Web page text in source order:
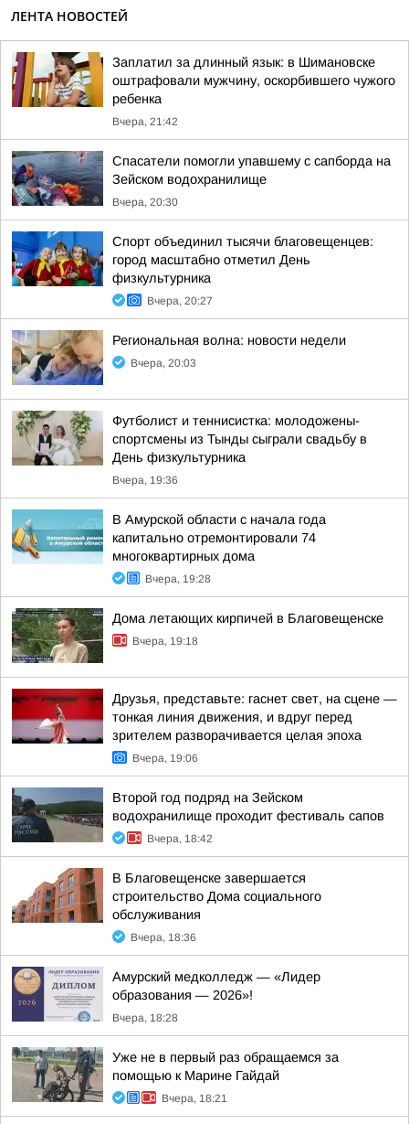
ЛЕНТА НОВОСТЕЙ
Заплатил за длинный язык: в Шимановске
оштрафовали мужчину, оскорбившего чужого
ребенка
Вчера, 21:42
Спасатели помогли упавшему с сапборда на
Зейском водохранилище
Вчера, 20:30
Спорт объединил тысячи благовещенцев:
город масштабно отметил День
физкультурника
Вчера, 20:27
Региональная волна: новости недели
Вчера, 20:03
Футболист и теннисистка: молодожены-
спортсмены из Тынды сыграли свадьбу в
День физкультурника
Вчера, 19:36
В Амурской области с начала года
капитально отремонтировали 74
многоквартирных дома
Вчера, 19:28
Дома летающих кирпичей в Благовещенске
Вчера, 19:18
Друзья, представьте: гаснет свет, на сцене —
тонкая линия движения, и вдруг перед
зрителем разворачивается целая эпоха
Вчера, 19:06
Второй год подряд на Зейском
водохранилище проходит фестиваль сапов
Вчера, 18:42
В Благовещенске завершается
строительство Дома социального
обслуживания
Вчера, 18:36
Амурский медколледж — «Лидер
образования — 2026»!
Вчера, 18:28
Уже не в первый раз обращаемся за
помощью к Марине Гайдай
Вчера, 18:21